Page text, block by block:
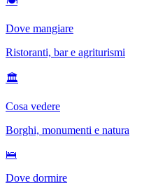
Dove mangiare
Ristoranti, bar e agriturismi
🏛
Cosa vedere
Borghi, monumenti e natura
🛌
Dove dormire